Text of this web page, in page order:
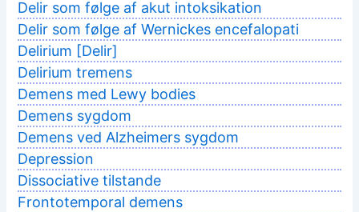
Delir som følge af akut intoksikation
Delir som følge af Wernickes encefalopati
Delirium [Delir]
Delirium tremens
Demens med Lewy bodies
Demens sygdom
Demens ved Alzheimers sygdom
Depression
Dissociative tilstande
Frontotemporal demens